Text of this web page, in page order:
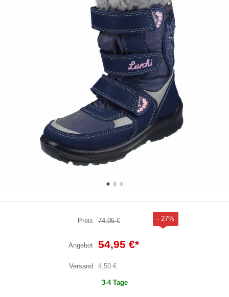
Preis 74,95 € - 27%
Angebot 54,95 €*
Versand 4,50 €
3-4 Tage